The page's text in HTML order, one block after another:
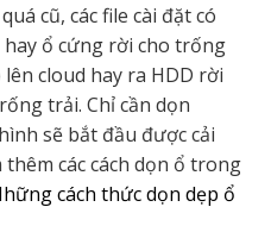
cũ, các file cài đặt có
ổ cứng rời cho trống
cloud hay ra HDD rời
trải. Chỉ cần dọn
sẽ bắt đầu được cải
các cách dọn ổ trong
cách thức dọn dẹp ổ